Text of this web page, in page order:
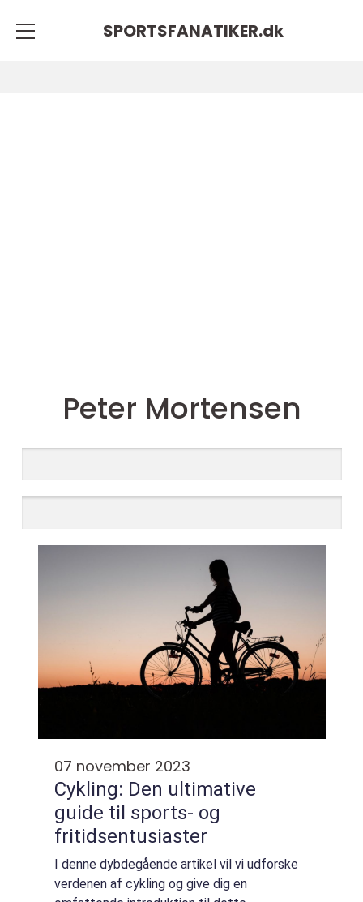
SPORTSFANATIKER.dk
Peter Mortensen
07 november 2023
Cykling: Den ultimative
guide til sports- og
fritidsentusiaster
I denne dybdegående artikel vil vi udforske
verdenen af cykling og give dig en